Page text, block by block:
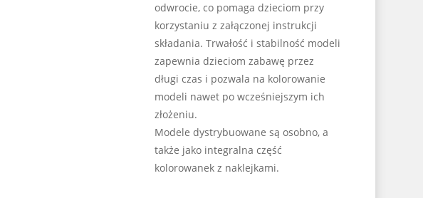
odwrocie, co pomaga dzieciom przy
korzystaniu z załączonej instrukcji
składania. Trwałość i stabilność modeli
zapewnia dzieciom zabawę przez
długi czas i pozwala na kolorowanie
modeli nawet po wcześniejszym ich
złożeniu.
Modele dystrybuowane są osobno, a
także jako integralna część
kolorowanek z naklejkami.